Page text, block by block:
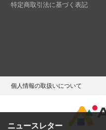
ニュースレター
特定商取引法に基づく表記
個人情報の取扱いについて